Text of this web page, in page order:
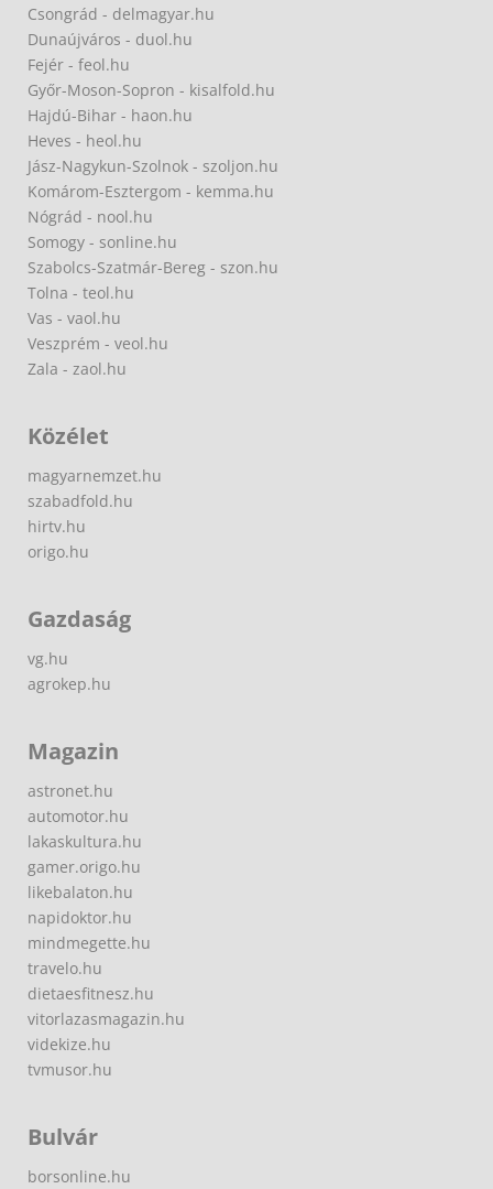
Csongrád - delmagyar.hu
Dunaújváros - duol.hu
Fejér - feol.hu
Győr-Moson-Sopron - kisalfold.hu
Hajdú-Bihar - haon.hu
Heves - heol.hu
Jász-Nagykun-Szolnok - szoljon.hu
Komárom-Esztergom - kemma.hu
Nógrád - nool.hu
Somogy - sonline.hu
Szabolcs-Szatmár-Bereg - szon.hu
Tolna - teol.hu
Vas - vaol.hu
Veszprém - veol.hu
Zala - zaol.hu
Közélet
magyarnemzet.hu
szabadfold.hu
hirtv.hu
origo.hu
Gazdaság
vg.hu
agrokep.hu
Magazin
astronet.hu
automotor.hu
lakaskultura.hu
gamer.origo.hu
likebalaton.hu
napidoktor.hu
mindmegette.hu
travelo.hu
dietaesfitnesz.hu
vitorlazasmagazin.hu
videkize.hu
tvmusor.hu
Bulvár
borsonline.hu